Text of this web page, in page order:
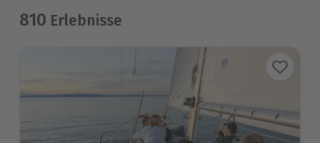
810 Erlebnisse